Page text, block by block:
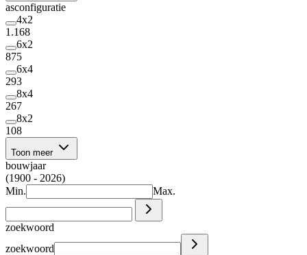
asconfiguratie
4x2
1.168
6x2
875
6x4
293
8x4
267
8x2
108
Toon meer
bouwjaar
(1900 - 2026)
Min.
Max.
zoekwoord
zoekwoord